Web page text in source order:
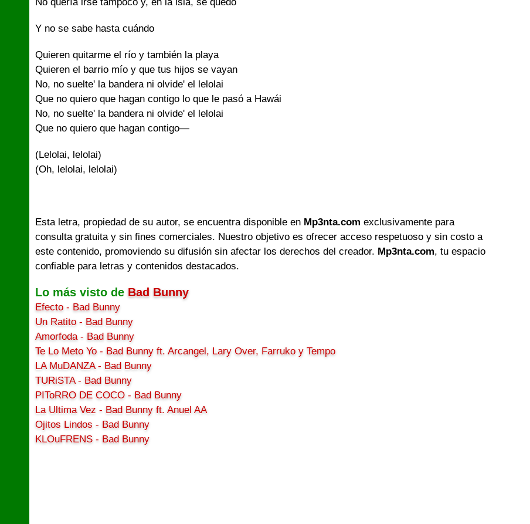
Y no se sabe hasta cuándo
Quieren quitarme el río y también la playa
Quieren el barrio mío y que tus hijos se vayan
No, no suelte' la bandera ni olvide' el lelolai
Que no quiero que hagan contigo lo que le pasó a Hawái
No, no suelte' la bandera ni olvide' el lelolai
Que no quiero que hagan contigo—
(Lelolai, lelolai)
(Oh, lelolai, lelolai)
Esta letra, propiedad de su autor, se encuentra disponible en Mp3nta.com exclusivamente para
consulta gratuita y sin fines comerciales. Nuestro objetivo es ofrecer acceso respetuoso y sin costo a
este contenido, promoviendo su difusión sin afectar los derechos del creador. Mp3nta.com, tu espacio
confiable para letras y contenidos destacados.
Lo más visto de Bad Bunny
Efecto - Bad Bunny
Un Ratito - Bad Bunny
Amorfoda - Bad Bunny
Te Lo Meto Yo - Bad Bunny ft. Arcangel, Lary Over, Farruko y Tempo
LA MuDANZA - Bad Bunny
TURiSTA - Bad Bunny
PIToRRO DE COCO - Bad Bunny
La Ultima Vez - Bad Bunny ft. Anuel AA
Ojitos Lindos - Bad Bunny
KLOuFRENS - Bad Bunny